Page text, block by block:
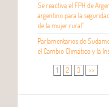
Se reactiva el FPH de
argentino para la
de la mujer rural”
Parlamentarios de
el Cambio Climático y la
1 2 3 >>